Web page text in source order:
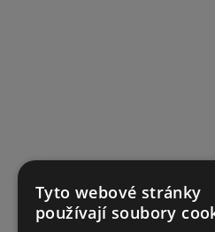
Tyto webové stránky
používají soubory